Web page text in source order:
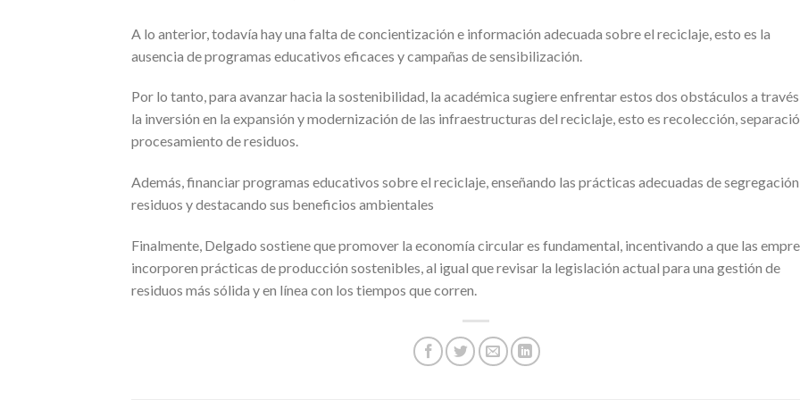
A lo anterior, todavía hay una falta de concientización e información adecuada sobre el reciclaje, esto es la
ausencia de programas educativos eficaces y campañas de sensibilización.
Por lo tanto, para avanzar hacia la sostenibilidad, la académica sugiere enfrentar estos dos obstáculos a
la inversión en la expansión y modernización de las infraestructuras del reciclaje, esto es recolección,
procesamiento de residuos.
Además, financiar programas educativos sobre el reciclaje, enseñando las prácticas adecuadas de
residuos y destacando sus beneficios ambientales
Finalmente, Delgado sostiene que promover la economía circular es fundamental, incentivando a que las
incorporen prácticas de producción sostenibles, al igual que revisar la legislación actual para una gestión de
residuos más sólida y en línea con los tiempos que corren.